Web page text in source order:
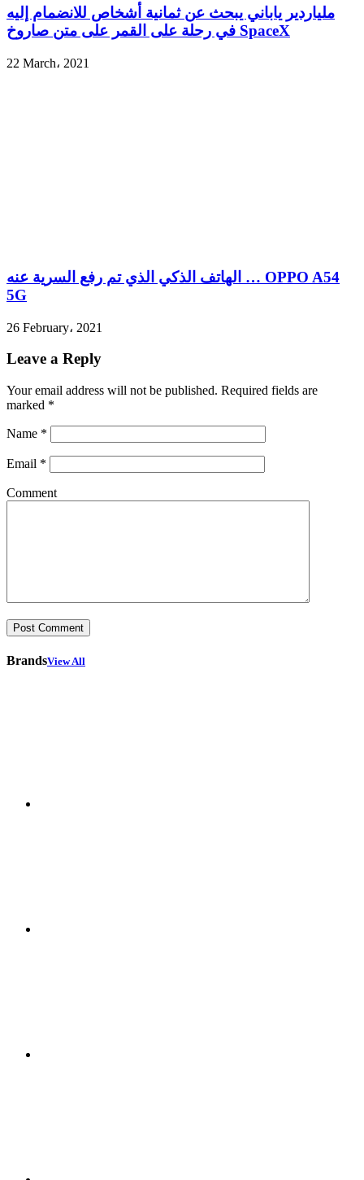
ملياردير ياباني يبحث عن ثمانية أشخاص للانضمام إليه
في رحلة على القمر على متن صاروخ SpaceX
22 March، 2021
الهاتف الذكي الذي تم رفع السرية عنه … OPPO A54
5G
26 February، 2021
Leave a Reply
Your email address will not be published. Required fields are
marked *
Name *
Email *
Comment
BrandsView All